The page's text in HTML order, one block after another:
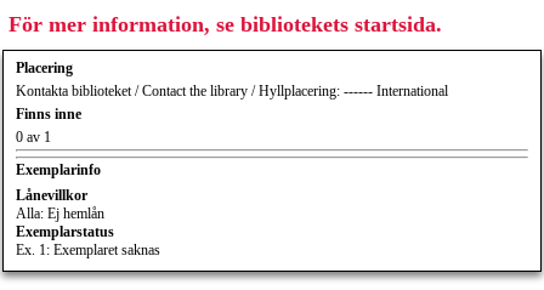
För mer information, se bibliotekets startsida.
Placering
Kontakta biblioteket / Contact the library / Hyllplacering: ------ International
Finns inne
0 av 1
Exemplarinfo
Lånevillkor
Alla: Ej hemlån
Exemplarstatus
Ex. 1: Exemplaret saknas